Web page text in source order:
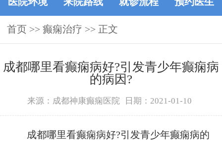
首页 >> 癫痫治疗 >> 正文
成都哪里看癫痫病好?引发青少年癫痫病
的病因?
来源：成都神康癫痫医院 日期：2021-01-10
成都哪里看癫痫病好?引发青少年癫痫病的